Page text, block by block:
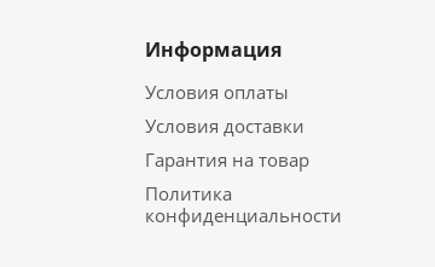
Информация
Условия оплаты
Условия доставки
Гарантия на товар
Политика
конфиденциальности